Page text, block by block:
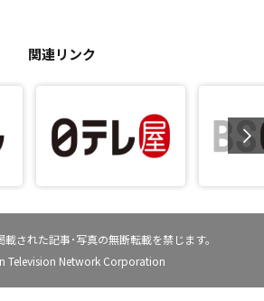
関連リンク
された記事･写真の無断転載を禁じます。
Television Network Corporation